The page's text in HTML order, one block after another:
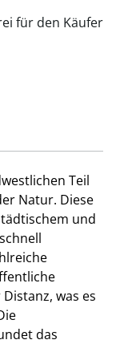
für den Käufer
Teil
Natur. Diese
und
was es
das